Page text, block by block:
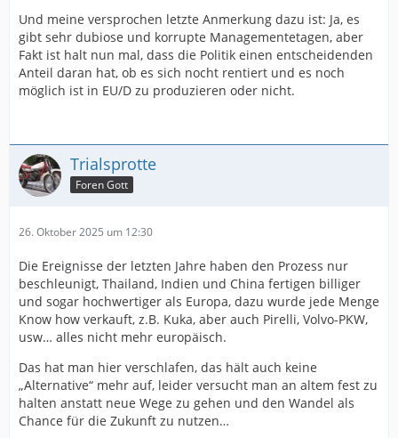
Und meine versprochen letzte Anmerkung dazu ist: Ja, es
gibt sehr dubiose und korrupte Managementetagen, aber
Fakt ist halt nun mal, dass die Politik einen entscheidenden
Anteil daran hat, ob es sich nocht rentiert und es noch
möglich ist in EU/D zu produzieren oder nicht.
Trialsprotte
Foren Gott
26. Oktober 2025 um 12:30
Die Ereignisse der letzten Jahre haben den Prozess nur
beschleunigt, Thailand, Indien und China fertigen billiger
und sogar hochwertiger als Europa, dazu wurde jede Menge
Know how verkauft, z.B. Kuka, aber auch Pirelli, Volvo-PKW,
usw… alles nicht mehr europäisch.
Das hat man hier verschlafen, das hält auch keine
„Alternative“ mehr auf, leider versucht man an altem fest zu
halten anstatt neue Wege zu gehen und den Wandel als
Chance für die Zukunft zu nutzen…